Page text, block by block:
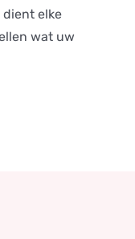
dient elke
wat uw